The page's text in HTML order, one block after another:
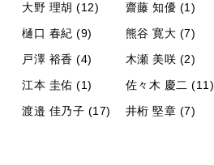
大野 理胡 (12) 齋藤 知優 (1)
樋口 春紀 (9) 熊谷 寛大 (7)
戸澤 裕香 (4) 木瀬 美咲 (2)
江本 圭佑 (1) 佐々木 慶二 (11)
渡邉 佳乃子 (17) 井桁 堅章 (7)